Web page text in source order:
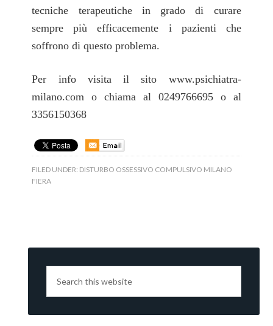
tecniche terapeutiche in grado di curare
sempre più efficacemente i pazienti che
soffrono di questo problema.
Per info visita il sito www.psichiatra-
milano.com o chiama al 0249766695 o al
3356150368
FILED UNDER: DISTURBO OSSESSIVO COMPULSIVO MILANO
FIERA